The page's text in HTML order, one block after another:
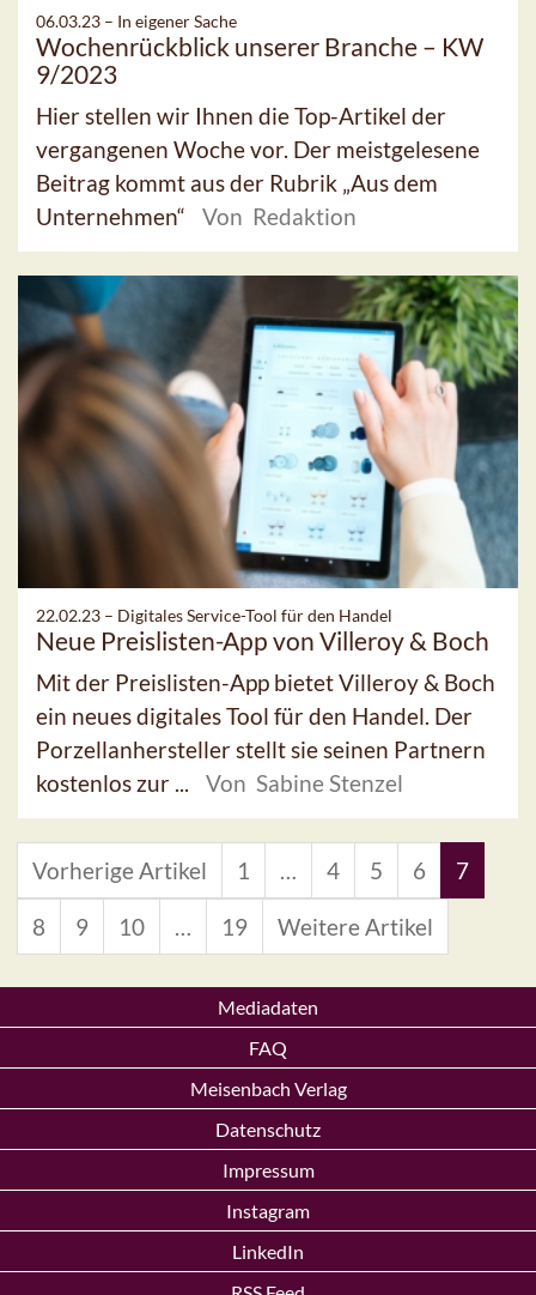
06.03.23 – In eigener Sache
Wochenrückblick unserer Branche – KW
9/2023
Hier stellen wir Ihnen die Top-Artikel der
vergangenen Woche vor. Der meistgelesene
Beitrag kommt aus der Rubrik „Aus dem
Unternehmen“
Von Redaktion
22.02.23 – Digitales Service-Tool für den Handel
Neue Preislisten-App von Villeroy & Boch
Mit der Preislisten-App bietet Villeroy & Boch
ein neues digitales Tool für den Handel. Der
Porzellanhersteller stellt sie seinen Partnern
kostenlos zur ...
Von Sabine Stenzel
Vorherige Artikel 1 … 4 5 6 7
8 9 10 … 19 Weitere Artikel
Mediadaten
FAQ
Meisenbach Verlag
Datenschutz
Impressum
Instagram
LinkedIn